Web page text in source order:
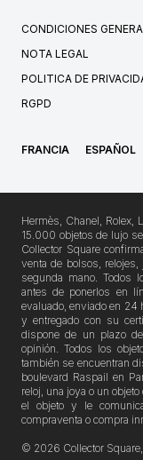
CONDICIONES
NOTA LEGAL
POLITICA DE
RGPD
FRANCIA ESPAÑOL
Hermès, Chanel, Rolex,
15.000 objetos de lujo
Collector Square
venta de bolsos,
segunda mano. Todos
antes de ponerlos en
evaluado, enviado en 24
y entregado con su
dispone de un plazo
opinión. Todos los
también se encuentran
boulevard Raspail en
reloj, una joya o un
el objeto y le
compraventa o compra
© 2026 Collector